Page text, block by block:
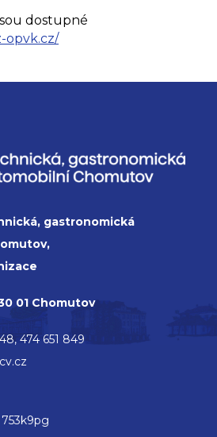
dostupné
opvk.cz/
gastronomická
01 Chomutov
474 651 849
753k9pg